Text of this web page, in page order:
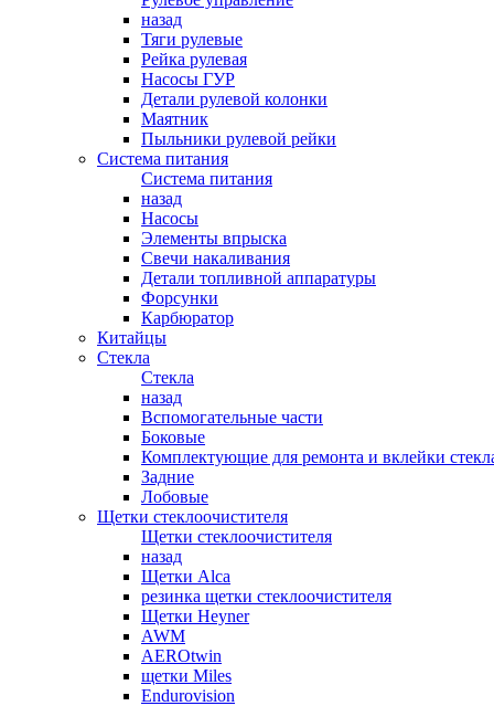
назад
Тяги рулевые
Рейка рулевая
Насосы ГУР
Детали рулевой колонки
Маятник
Пыльники рулевой рейки
Система питания
Система питания
назад
Насосы
Элементы впрыска
Свечи накаливания
Детали топливной аппаратуры
Форсунки
Карбюратор
Китайцы
Стекла
Стекла
назад
Вспомогательные части
Боковые
Комплектующие для ремонта и вклейки
Задние
Лобовые
Щетки стеклоочистителя
Щетки стеклоочистителя
назад
Щетки Alca
резинка щетки стеклоочистителя
Щетки Heyner
AWM
AEROtwin
щетки Miles
Endurovision